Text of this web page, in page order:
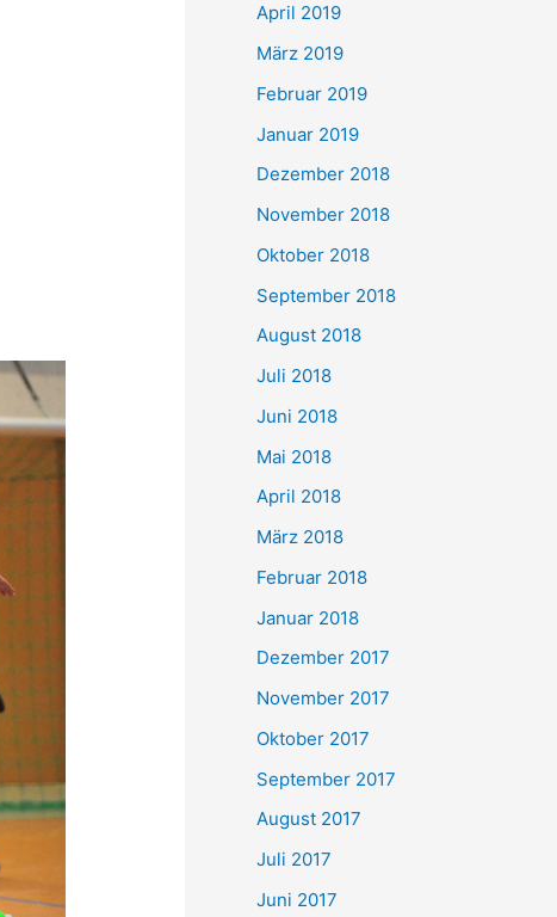
April 2019
März 2019
Februar 2019
Januar 2019
Dezember 2018
November 2018
Oktober 2018
September 2018
August 2018
Juli 2018
Juni 2018
Mai 2018
April 2018
März 2018
Februar 2018
Januar 2018
Dezember 2017
November 2017
Oktober 2017
September 2017
August 2017
Juli 2017
Juni 2017